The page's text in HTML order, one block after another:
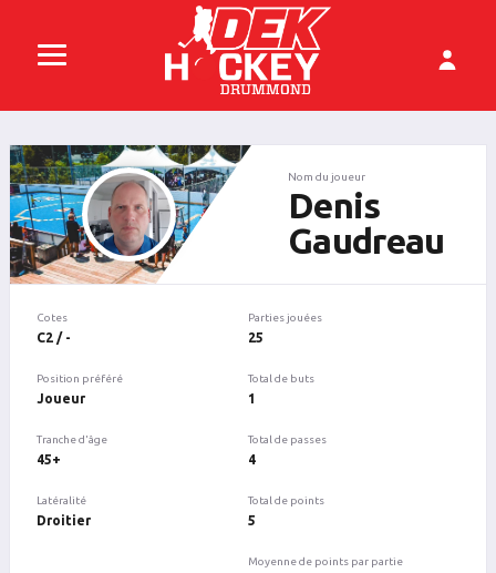
Nom du joueur
Denis
Gaudreau
Cotes
C2 / -
Position préféré
Joueur
Tranche d'âge
45+
Latéralité
Droitier
Parties jouées
25
Total de buts
1
Total de passes
4
Total de points
5
Moyenne de points par partie